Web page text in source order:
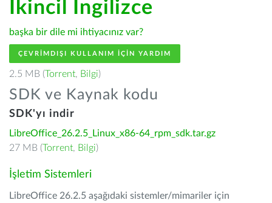
İkincil İngilizce
başka bir dile mi ihtiyacınız var?
ÇEVRIMDIŞI KULLANIM IÇIN YARDIM
2.5 MB (Torrent, Bilgi)
SDK ve Kaynak kodu
SDK'yı indir
LibreOffice_26.2.5_Linux_x86-64_rpm_sdk.tar.gz
27 MB (Torrent, Bilgi)
İşletim Sistemleri
LibreOffice 26.2.5 aşağıdaki sistemler/mimariler için